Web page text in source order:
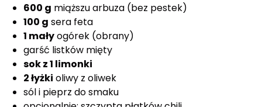
600 g miąższu arbuza (bez pestek)
100 g sera feta
1 małyogórek (obrany)
garść listków mięty
sok z 1 limonki
2 łyżki oliwy z oliwek
sól i pieprz do smaku